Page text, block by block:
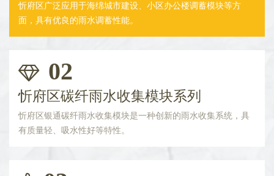
忻府区广泛应用于海绵城市建设、小区办公楼调蓄模块等方
面，具有优良的雨水调蓄性能。
02
忻府区碳纤雨水收集模块系列
忻府区银通碳纤雨水收集模块是一种创新的雨水收集系统，具
有质量轻、吸水性好等特性。